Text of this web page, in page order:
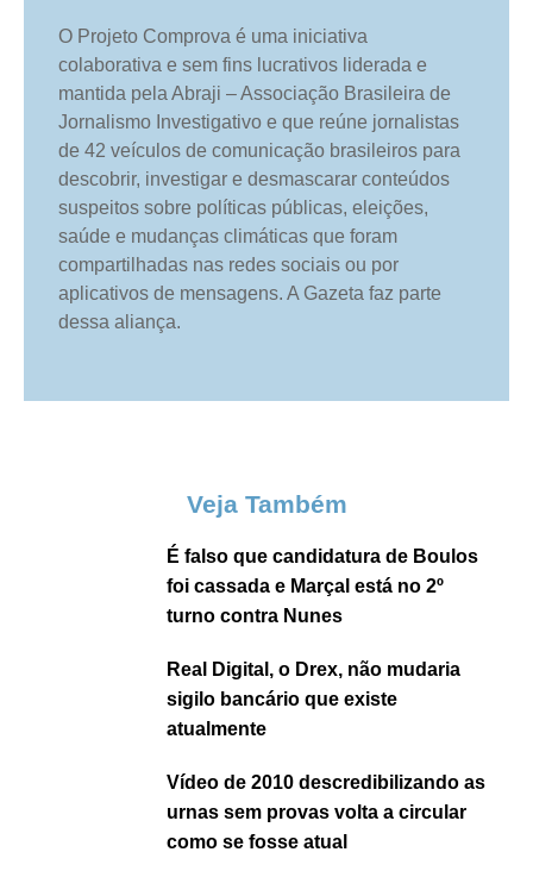
O Projeto Comprova é uma iniciativa
colaborativa e sem fins lucrativos liderada e
mantida pela Abraji – Associação Brasileira de
Jornalismo Investigativo e que reúne jornalistas
de 42 veículos de comunicação brasileiros para
descobrir, investigar e desmascarar conteúdos
suspeitos sobre políticas públicas, eleições,
saúde e mudanças climáticas que foram
compartilhadas nas redes sociais ou por
aplicativos de mensagens. A Gazeta faz parte
dessa aliança.
Veja Também
É falso que candidatura de Boulos
foi cassada e Marçal está no 2º
turno contra Nunes
Real Digital, o Drex, não mudaria
sigilo bancário que existe
atualmente
Vídeo de 2010 descredibilizando as
urnas sem provas volta a circular
como se fosse atual